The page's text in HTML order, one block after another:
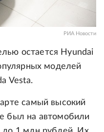
РИА Новости
остается Hyundai
моделей
Vesta.
самый высокий
был на автомобили